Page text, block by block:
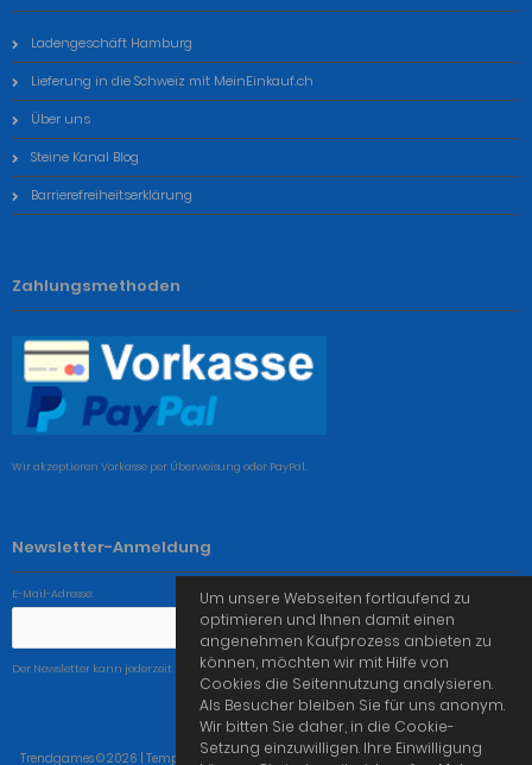
Ladengeschäft Hamburg
Lieferung in die Schweiz mit MeinEinkauf.ch
Über uns
Steine Kanal Blog
Barrierefreiheitserklärung
Zahlungsmethoden
Wir akzeptieren Vorkasse per Überweisung oder PayPal.
Newsletter-Anmeldung
E-Mail-Adresse:
Der Newsletter kann jederzeit hier oder in Ihrem Kundenkonto abbestellt werden.
Trendgames © 2026 | Template © 2009-2026 by modified eCommerce Shopsoftware
Um unsere Webseiten fortlaufend zu
optimieren und Ihnen damit einen
angenehmen Kaufprozess anbieten zu
können, möchten wir mit Hilfe von
Cookies die Seitennutzung analysieren.
Als Besucher bleiben Sie für uns anonym.
Wir bitten Sie daher, in die Cookie-
Setzung einzuwilligen. Ihre Einwilligung